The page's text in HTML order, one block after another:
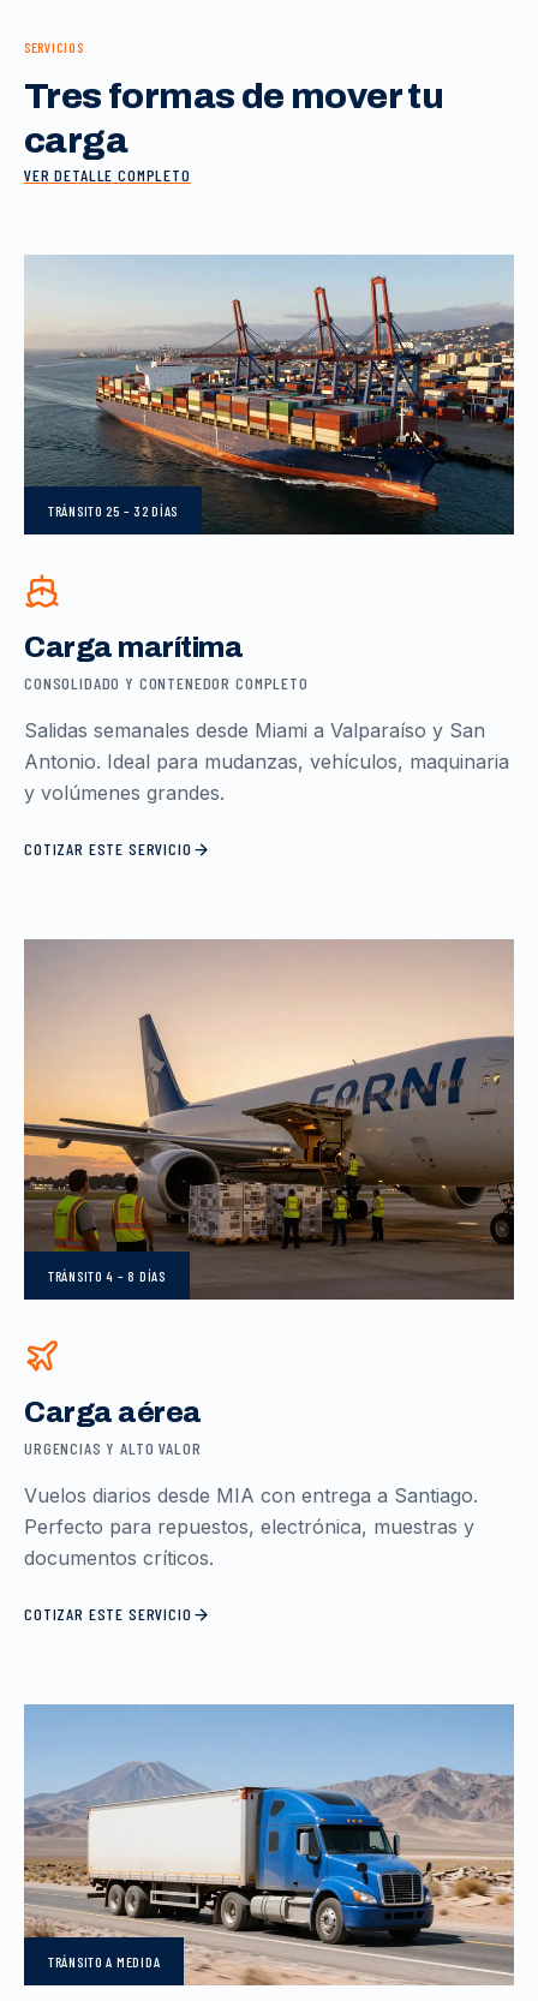
SERVICIOS
Tres formas de mover tu
carga
VER DETALLE COMPLETO
TRÁNSITO 25 – 32 DÍAS
Carga marítima
CONSOLIDADO Y CONTENEDOR COMPLETO
Salidas semanales desde Miami a Valparaíso y San
Antonio. Ideal para mudanzas, vehículos, maquinaria
y volúmenes grandes.
COTIZAR ESTE SERVICIO
TRÁNSITO4 – 8 DÍAS
Carga aérea
URGENCIAS Y ALTO VALOR
Vuelos diarios desde MIA con entrega a Santiago.
Perfecto para repuestos, electrónica, muestras y
documentos críticos.
COTIZAR ESTE SERVICIO
TRÁNSITOA MEDIDA